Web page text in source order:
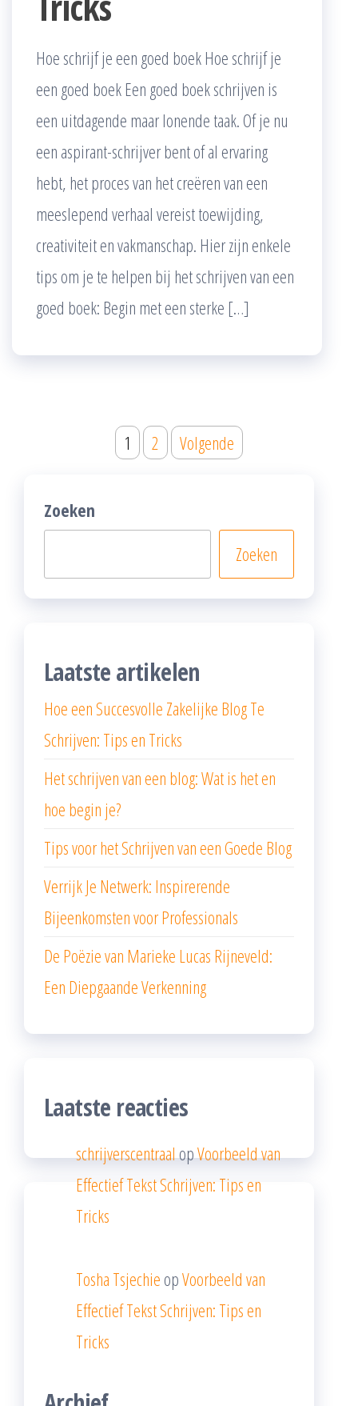
Hoe schrijf je een goed boek Hoe schrijf je
een goed boek Een goed boek schrijven is
een uitdagende maar lonende taak. Of je nu
een aspirant-schrijver bent of al ervaring
hebt, het proces van het creëren van een
meeslepend verhaal vereist toewijding,
creativiteit en vakmanschap. Hier zijn enkele
tips om je te helpen bij het schrijven van een
goed boek: Begin met een sterke […]
pagination
1 2 Volgende
Zoeken
Zoeken
Laatste artikelen
Hoe een Succesvolle Zakelijke Blog Te
Schrijven: Tips en Tricks
Het schrijven van een blog: Wat is het en
hoe begin je?
Tips voor het Schrijven van een Goede Blog
Verrijk Je Netwerk: Inspirerende
Bijeenkomsten voor Professionals
De Poëzie van Marieke Lucas Rijneveld:
Een Diepgaande Verkenning
Laatste reacties
schrijverscentraalopVoorbeeld van
Effectief Tekst Schrijven: Tips en
Tricks
Tosha Tsjechie opVoorbeeld van
Effectief Tekst Schrijven: Tips en
Tricks